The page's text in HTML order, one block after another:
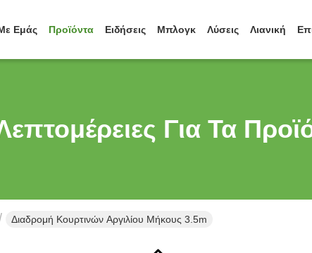
Εμάς Προϊόντα Ειδήσεις Μπλογκ Λύσεις Λιανική
Για Τα
Διαδρομή Κουρτινών Αργιλίου Μήκους 3.5m